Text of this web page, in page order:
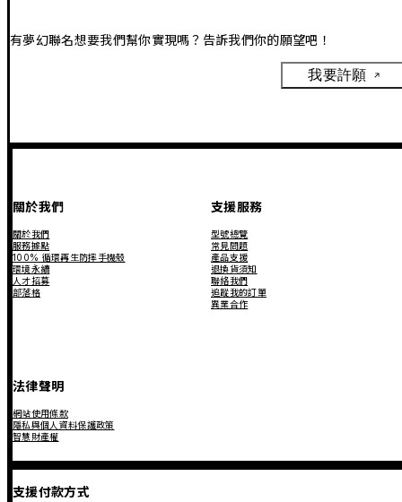
有夢幻聯名想要我們幫你實現嗎？告訴我們你的願望吧！
我要許願
關於我們
關於我們
服務據點
100% 循環再生防摔手機殼
環境永續
人才招募
部落格
支援服務
型號總覽
常見問題
產品支援
退換貨須知
聯絡我們
追蹤我的訂單
異業合作
法律聲明
網站使用條款
隱私與個人資料保護政策
智慧財產權
支援付款方式